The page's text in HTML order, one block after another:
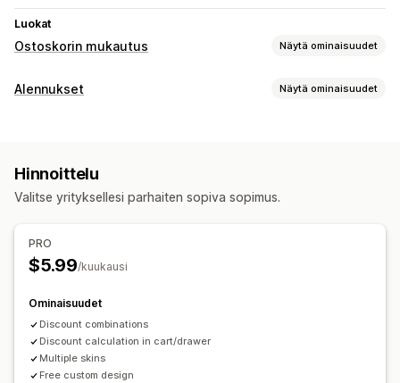
Luokat
Ostoskorin mukautus Näytä ominaisuudet
Ostoskorin näkymä
Ilmainen toimitus
Kassan mukauttaminen
Alennukset Näytä ominaisuudet
Kiinteät alennukset
Ilmainen toimitus Korialennukset Kassa-alennukset
Alennusten hallinnointi
Alennusten pinottaminen
Hinnoittelu
Valitse yrityksellesi parhaiten sopiva sopimus.
PRO
$5.99/kuukausi
Ominaisuudet
Discount combinations
Discount calculation in cart/drawer
Multiple skins
Free custom design